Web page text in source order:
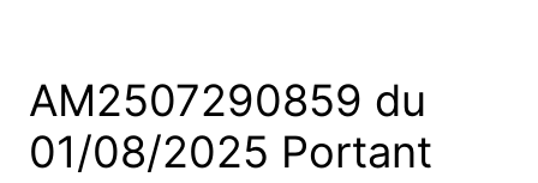
AM2507290859 du
01/08/2025 Portant